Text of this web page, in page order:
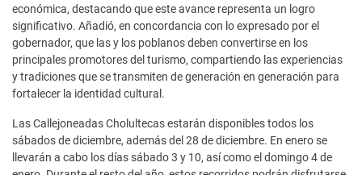
económica, destacando que este avance representa un logro
significativo. Añadió, en concordancia con lo expresado por el
gobernador, que las y los poblanos deben convertirse en los
principales promotores del turismo, compartiendo las experiencias
y tradiciones que se transmiten de generación en generación para
fortalecer la identidad cultural.
Las Callejoneadas Cholultecas estarán disponibles todos los
sábados de diciembre, además del 28 de diciembre. En enero se
llevarán a cabo los días sábado 3 y 10, así como el domingo 4 de